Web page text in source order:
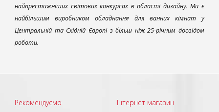
найпрестижніших світових конкурсах в області дизайну. Ми є
найбільшим виробником обладнання для ванних кімнат у
Центральній та Східній Європі з більш ніж 25-річним досвідом
роботи.
Рекомендуємо Інтернет магазин